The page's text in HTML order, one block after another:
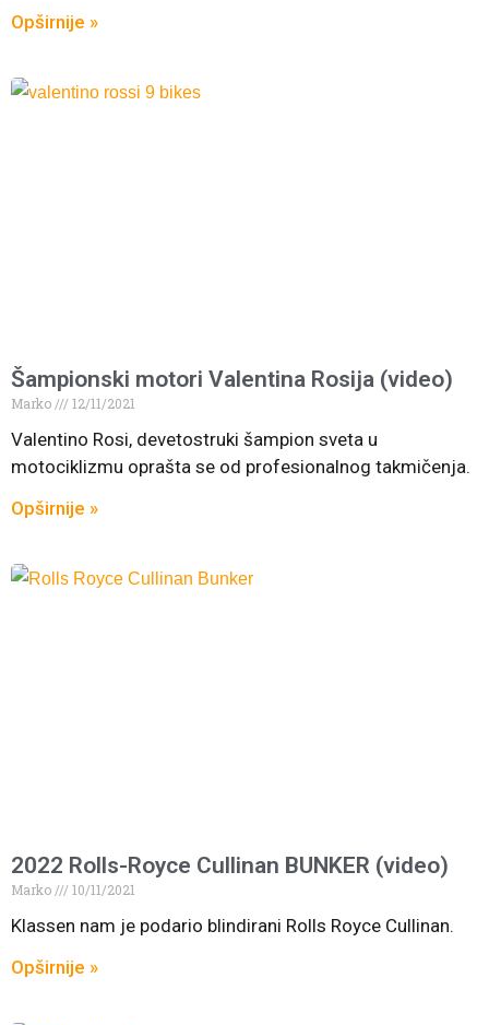
Opširnije »
Šampionski motori Valentina Rosija (video)
Marko 12/11/2021
Valentino Rosi, devetostruki šampion sveta u
motociklizmu oprašta se od profesionalnog takmičenja.
Opširnije »
2022 Rolls-Royce Cullinan BUNKER (video)
Marko 10/11/2021
Klassen nam je podario blindirani Rolls Royce Cullinan.
Opširnije »